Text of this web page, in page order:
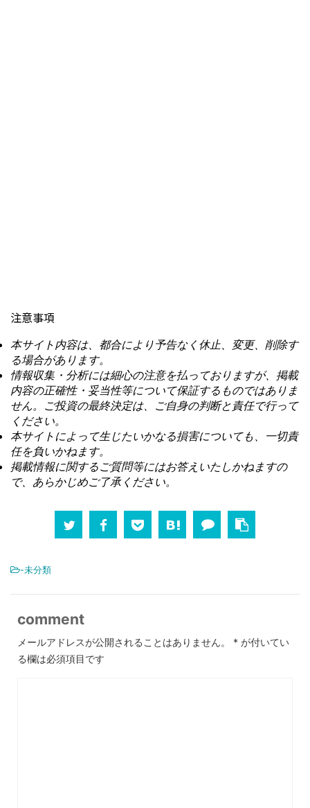
注意事項
本サイト内容は、都合により予告なく休止、変更、削除す
る場合があります。
情報収集・分析には細心の注意を払っておりますが、掲載
内容の正確性・妥当性等について保証するものではありま
せん。ご投資の最終決定は、ご自身の判断と責任で行って
ください。
本サイトによって生じたいかなる損害についても、一切責
任を負いかねます。
掲載情報に関するご質問等にはお答えいたしかねますの
で、あらかじめご了承ください。
-未分類
comment
メールアドレスが公開されることはありません。 * が付いてい
る欄は必須項目です